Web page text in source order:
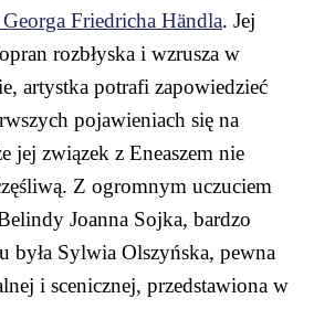
Georga Friedricha Händla. Jej
rozbłyska i wzrusza w
artystka potrafi zapowiedzieć
pojawieniach się na
jej związek z Eneaszem nie
Z ogromnym uczuciem
Joanna Sojka, bardzo
była Sylwia Olszyńska, pewna
i scenicznej, przedstawiona w